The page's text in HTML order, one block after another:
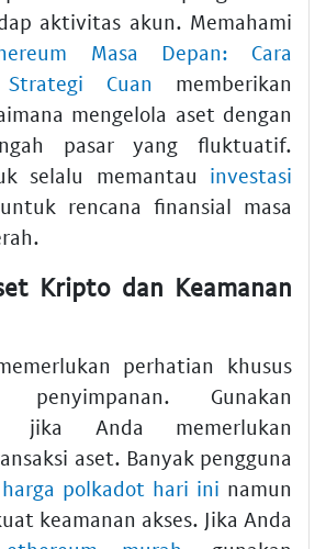
aktivitas akun. Memahami
Masa Depan: Cara
Cuan memberikan
mengelola aset dengan
pasar yang fluktuatif.
selalu memantau investasi
untuk rencana finansial masa
Kripto dan Keamanan
perhatian khusus
Gunakan
jika Anda memerlukan
aset. Banyak pengguna
harga polkadot hari ini namun
keamanan akses. Jika Anda